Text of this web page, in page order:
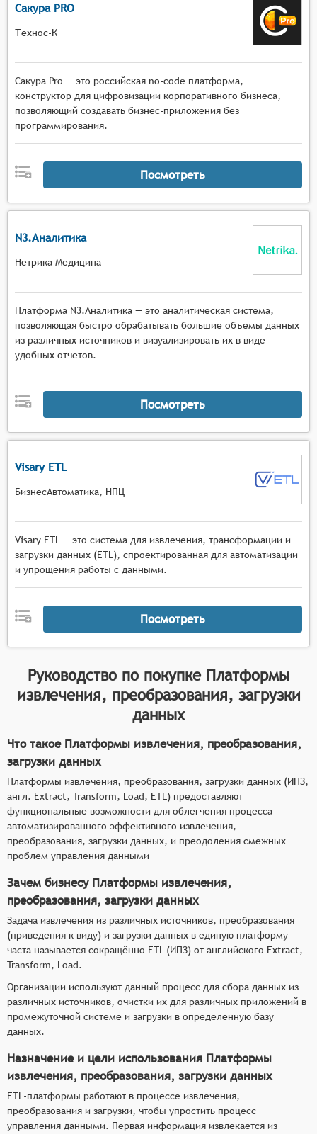
Сакура PRO
Технос-К
Сакура Pro — это российская no-code платформа,
конструктор для цифровизации корпоративного бизнеса,
позволяющий создавать бизнес-приложения без
программирования.
Посмотреть
N3.Аналитика
Нетрика Медицина
Платформа N3.Аналитика — это аналитическая система,
позволяющая быстро обрабатывать большие объемы данных
из различных источников и визуализировать их в виде
удобных отчетов.
Посмотреть
Visary ETL
БизнесАвтоматика, НПЦ
Visary ETL — это система для извлечения, трансформации и
загрузки данных (ETL), спроектированная для автоматизации
и упрощения работы с данными.
Посмотреть
Руководство по покупке Платформы
извлечения, преобразования, загрузки
данных
Что такое Платформы извлечения, преобразования,
загрузки данных
Платформы извлечения, преобразования, загрузки данных (ИПЗ,
англ. Extract, Transform, Load, ETL) предоставляют
функциональные возможности для облегчения процесса
автоматизированного эффективного извлечения,
преобразования, загрузки данных, и преодоления смежных
проблем управления данными
Зачем бизнесу Платформы извлечения,
преобразования, загрузки данных
Задача извлечения из различных источников, преобразования
(приведения к виду) и загрузки данных в единую платформу
часта называется сокращённо ETL (ИПЗ) от английского Extract,
Transform, Load.
Организации используют данный процесс для сбора данных из
различных источников, очистки их для различных приложений в
промежуточной системе и загрузки в определенную базу
данных.
Назначение и цели использования Платформы
извлечения, преобразования, загрузки данных
ETL-платформы работают в процессе извлечения,
преобразования и загрузки, чтобы упростить процесс
управления данными. Первая информация извлекается из